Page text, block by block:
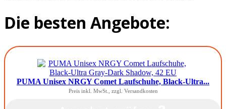
Die besten Angebote:
PUMA Unisex NRGY Comet Laufschuhe, Black-Ultra...
Preis inkl. MwSt., zzgl. Versandkosten